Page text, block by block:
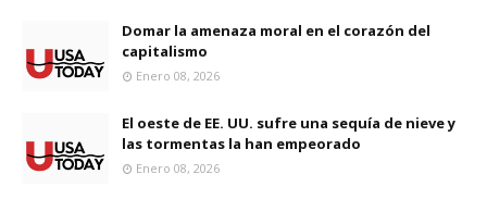
Domar la amenaza moral en el corazón del
capitalismo
Enero 08, 2026
El oeste de EE. UU. sufre una sequía de nieve y
las tormentas la han empeorado
Enero 08, 2026